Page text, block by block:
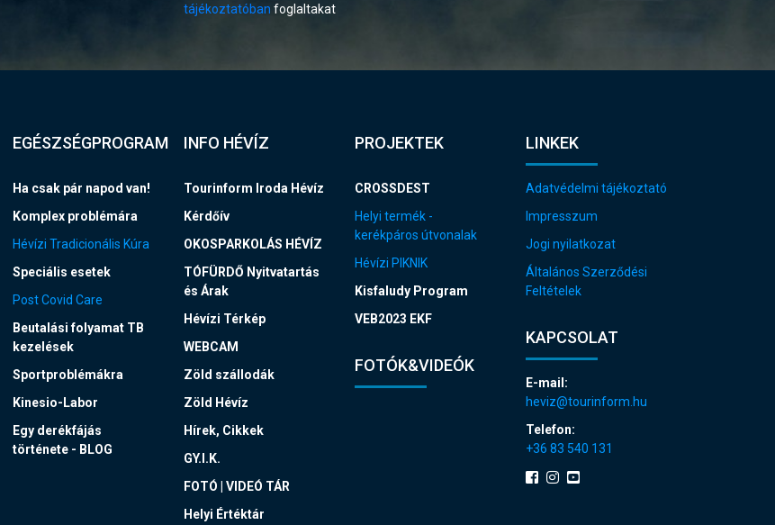
tájékoztatóban foglaltakat
EGÉSZSÉGPROGRAM
Ha csak pár napod van!
Komplex problémára
Hévízi Tradicionális Kúra
Speciális esetek
Post Covid Care
Beutalási folyamat TB
kezelések
Sportproblémákra
Kinesio-Labor
Egy derékfájás
története - BLOG
INFO HÉVÍZ
Tourinform Iroda Hévíz
Kérdőív
OKOSPARKOLÁS HÉVÍZ
TÓFÜRDŐ Nyitvatartás
és Árak
Hévízi Térkép
WEBCAM
Zöld szállodák
Zöld Hévíz
Hírek, Cikkek
GY.I.K.
FOTÓ | VIDEÓ TÁR
Helyi Értéktár
PROJEKTEK
CROSSDEST
Helyi termék -
kerékpáros útvonalak
Hévízi PIKNIK
Kisfaludy Program
VEB2023 EKF
FOTÓK&VIDEÓK
LINKEK
Adatvédelmi tájékoztató
Impresszum
Jogi nyilatkozat
Általános Szerződési
Feltételek
KAPCSOLAT
E-mail:
heviz@tourinform.hu
Telefon:
+36 83 540 131